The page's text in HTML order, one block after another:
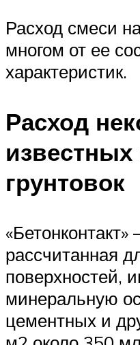
Расход смеси
многом от ее
характеристик.
Расход
грунтовок
«Бетонконтакт»
рассчитанная
поверхностей,
минеральную
цементных и